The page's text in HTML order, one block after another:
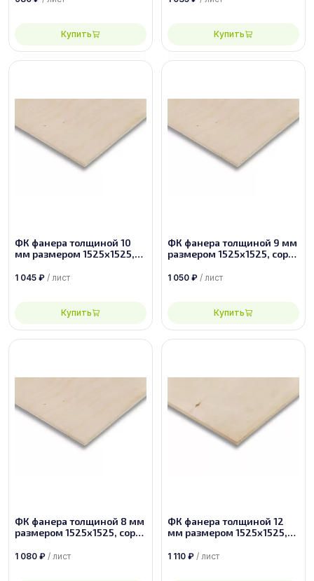
Купить Купить
ФК фанера толщиной 10
мм размером 1525х1525,
1 045 ₽ / лист
Купить
ФК фанера толщиной 9 мм
размером 1525х1525, сорт
1 050 ₽ / лист
Купить
ФК фанера толщиной 8 мм
размером 1525х1525, сорт
1 080 ₽ / лист
ФК фанера толщиной 12
мм размером 1525х1525,
1 110 ₽ / лист